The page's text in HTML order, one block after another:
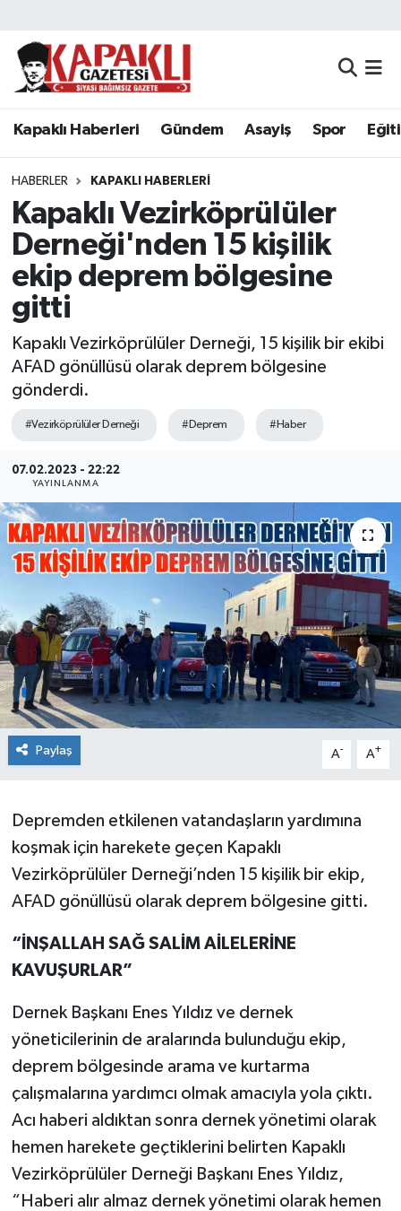
Kapaklı Haberleri Gündem Asayiş Spor
HABERLER KAPAKLI HABERLERI
Kapaklı Vezirköprülüler
Derneği'nden 15 kişilik
ekip deprem bölgesine
gitti
Kapaklı Vezirköprülüler Derneği, 15 kişilik bir ekibi
AFAD gönüllüsü olarak deprem bölgesine
gönderdi.
#Vezirköprülüler Derneği #Deprem #Haber
07.02.2023 - 22:22
YAYINLANMA
Paylaş A- A+
Depremden etkilenen vatandaşların yardımına
koşmak için harekete geçen Kapaklı
Vezirköprülüler Derneği’nden 15 kişilik bir ekip,
AFAD gönüllüsü olarak deprem bölgesine gitti.
“İNŞALLAH SAĞ SALİM AİLELERİNE
KAVUŞURLAR”
Dernek Başkanı Enes Yıldız ve dernek
yöneticilerinin de aralarında bulunduğu ekip,
deprem bölgesinde arama ve kurtarma
çalışmalarına yardımcı olmak amacıyla yola çıktı.
Acı haberi aldıktan sonra dernek yönetimi olarak
hemen harekete geçtiklerini belirten Kapaklı
Vezirköprülüler Derneği Başkanı Enes Yıldız,
“Haberi alır almaz dernek yönetimi olarak hemen
Kapaklı Haberleri
Asayiş
Spor
Eğitim
Siyaset
Resmi Reklamlar
Tekirdağ
Ekonomi
Sağlık
Teknoloji
Yaşam
Tekirdağ Nöbetçi Eczaneler
Tekirdağ Namaz Vakitleri
Tekirdağ Trafik Yoğunluk Haritası
Süper Lig Puan Durumu ve Fikstür
Tüm Manşetler
Son Dakika Haberleri
Haber Arşivi